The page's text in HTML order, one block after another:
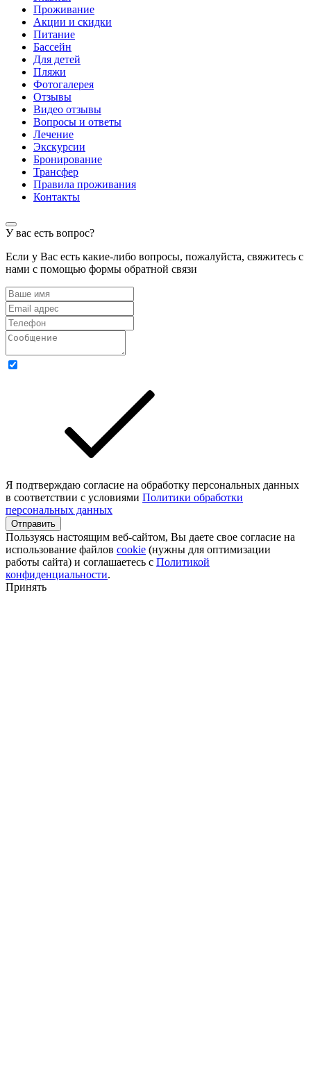
Проживание
Акции и скидки
Питание
Бассейн
Для детей
Пляжи
Фотогалерея
Отзывы
Видео отзывы
Вопросы и ответы
Лечение
Экскурсии
Бронирование
Трансфер
Правила проживания
Контакты
У вас есть вопрос?
Если у Вас есть какие-либо вопросы, пожалуйста, свяжитесь с
нами с помощью формы обратной связи
Я подтверждаю согласие на обработку персональных данных
в соответствии с условиями Политики обработки
персональных данных
Отправить
Пользуясь настоящим веб-сайтом, Вы даете свое согласие на
использование файлов cookie (нужны для оптимизации
работы сайта) и соглашаетесь с Политикой
конфиденциальности.
Принять